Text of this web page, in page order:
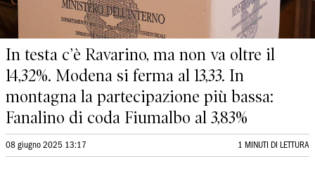
In testa c’è Ravarino, ma non va oltre il
14,32%. Modena si ferma al 13,33. In
montagna la partecipazione più bassa:
Fanalino di coda Fiumalbo al 3,83%
08 giugno 2025 13:17 1 MINUTI DI LETTURA